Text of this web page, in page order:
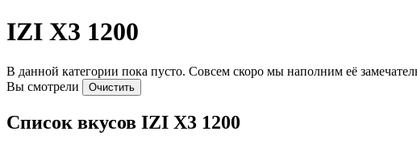
IZI X3 1200
В данной категории пока пусто. Совсем скоро мы наполним её
Вы смотрели
Очистить
Список вкусов IZI X3 1200